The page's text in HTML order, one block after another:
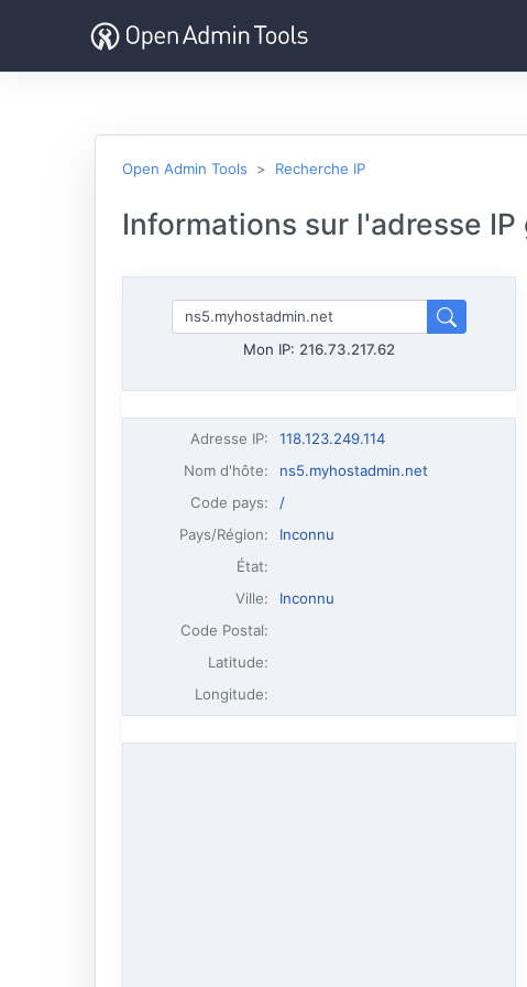
Open Admin Tools Recherche IP
Informations sur l'adresse IP
Mon IP: 216.73.217.62
Adresse IP:
118.123.249.114
Nom d'hôte:
ns5.myhostadmin.net
Code pays:
/
Pays/Région:
Inconnu
État:
Ville:
Inconnu
Code Postal:
Latitude:
Longitude: